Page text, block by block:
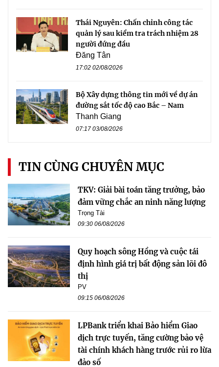
Thái Nguyên: Chấn chỉnh công tác
quản lý sau kiểm tra trách nhiệm 28
người đứng đầu
Đăng Tân
17:02 02/08/2026
Bộ Xây dựng thông tin mới về dự án
đường sắt tốc độ cao Bắc – Nam
Thanh Giang
07:17 03/08/2026
TIN CÙNG CHUYÊN MỤC
TKV: Giải bài toán tăng trưởng, bảo
đảm vững chắc an ninh năng lượng
Trọng Tài
09:30 06/08/2026
Quy hoạch sông Hồng và cuộc tái
định hình giá trị bất động sản lõi đô
thị
PV
09:15 06/08/2026
LPBank triển khai Bảo hiểm Giao
dịch trực tuyến, tăng cường bảo vệ
tài chính khách hàng trước rủi ro lừa
đảo số